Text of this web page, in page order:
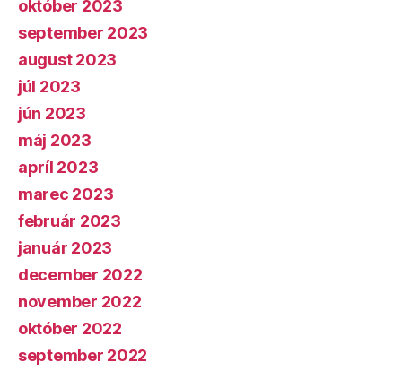
október 2023
september 2023
august 2023
júl 2023
jún 2023
máj 2023
apríl 2023
marec 2023
február 2023
január 2023
december 2022
november 2022
október 2022
september 2022